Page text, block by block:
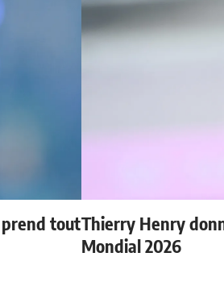
toutThierry Henry
Mondial 2026